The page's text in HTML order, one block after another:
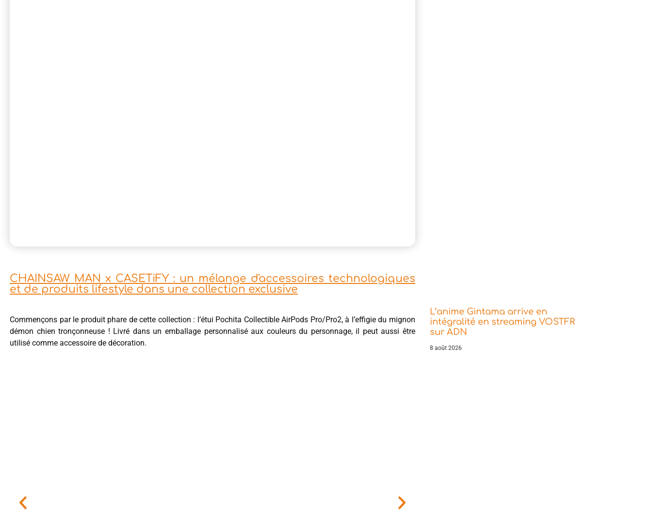
CHAINSAW MAN x CASETiFY : un mélange d'accessoires technologiques
et de produits lifestyle dans une collection exclusive
Commençons par le produit phare de cette collection : l’étui Pochita Collectible AirPods Pro/Pro2, à l’effigie du mignon
démon chien tronçonneuse ! Livré dans un emballage personnalisé aux couleurs du personnage, il peut aussi être
utilisé comme accessoire de décoration.
L’anime Gintama arrive en
intégralité en streaming VOSTFR
sur ADN
8 août 2026